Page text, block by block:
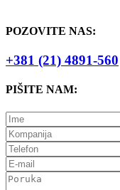
POZOVITE NAS:
+381 (21) 4891-560
PIŠITE NAM: